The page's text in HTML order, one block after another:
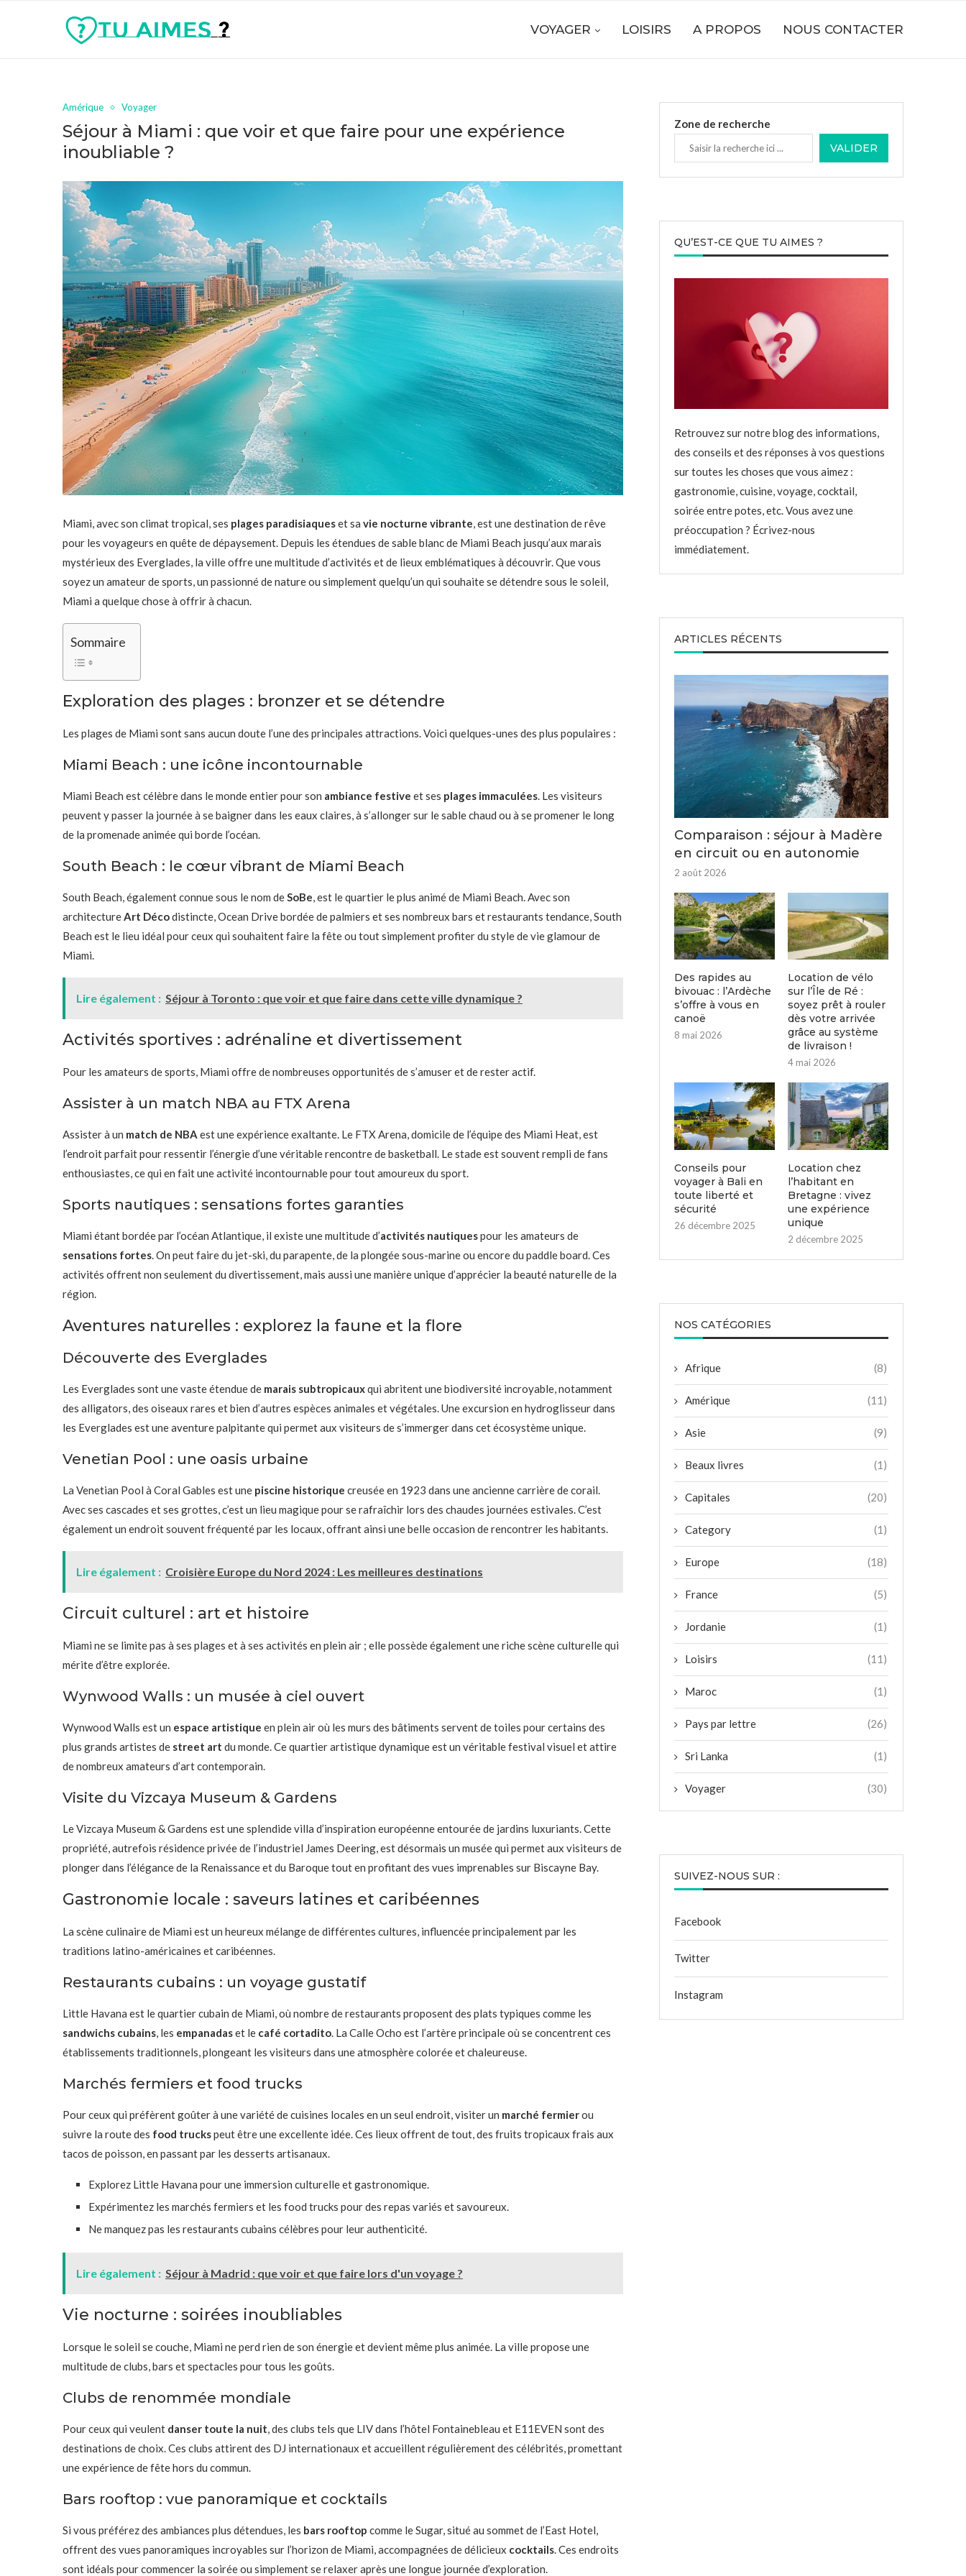
VOYAGER LOISIRS A PROPOS NOUS CONTACTER
Amérique Voyager
Séjour à Miami : que voir et que faire pour une expérience
inoubliable ?
Miami, avec son climat tropical, ses plages paradisiaqueset sa vie nocturne vibrante, est une destination de rêve
pour les voyageurs en quête de dépaysement. Depuis les étendues de sable blanc de Miami Beach jusqu’aux marais
mystérieux des Everglades, la ville offre une multitude d’activités et de lieux emblématiques à découvrir. Que vous
soyez un amateur de sports, un passionné de nature ou simplement quelqu’un qui souhaite se détendre sous le soleil,
Miami a quelque chose à offrir à chacun.
Sommaire
Exploration des plages : bronzer et se détendre
Les plages de Miami sont sans aucun doute l’une des principales attractions. Voici quelques-unes des plus populaires :
Miami Beach : une icône incontournable
Miami Beach est célèbre dans le monde entier pour son ambiance festive et ses plages immaculées. Les visiteurs
peuvent y passer la journée à se baigner dans les eaux claires, à s’allonger sur le sable chaud ou à se promener le long
de la promenade animée qui borde l’océan.
South Beach : le cœur vibrant de Miami Beach
South Beach, également connue sous le nom deSoBe, est le quartier le plus animé de Miami Beach. Avec son
architectureArt Décodistincte, Ocean Drive bordée de palmiers et ses nombreux bars et restaurants tendance, South
Beach est le lieu idéal pour ceux qui souhaitent faire la fête ou tout simplement profiter du style de vie glamour de
Miami.
Lire également : Séjour à Toronto : que voir et que faire dans cette ville dynamique ?
Activités sportives : adrénaline et divertissement
Pour les amateurs de sports, Miami offre de nombreuses opportunités de s’amuser et de rester actif.
Assister à un match NBA au FTX Arena
Assister à un match de NBA est une expérience exaltante. Le FTX Arena, domicile de l’équipe des Miami Heat, est
l’endroit parfait pour ressentir l’énergie d’une véritable rencontre de basketball. Le stade est souvent rempli de fans
enthousiastes, ce qui en fait une activité incontournable pour tout amoureux du sport.
Sports nautiques : sensations fortes garanties
Miami étant bordée par l’océan Atlantique, il existe une multitude d’activités nautiquespour les amateurs de
sensations fortes. On peut faire du jet-ski, du parapente, de la plongée sous-marine ou encore du paddle board. Ces
activités offrent non seulement du divertissement, mais aussi une manière unique d’apprécier la beauté naturelle de la
région.
Aventures naturelles : explorez la faune et la flore
Découverte des Everglades
Les Everglades sont une vaste étendue de marais subtropicauxqui abritent une biodiversité incroyable, notamment
des alligators, des oiseaux rares et bien d’autres espèces animales et végétales. Une excursion en hydroglisseur dans
les Everglades est une aventure palpitante qui permet aux visiteurs de s’immerger dans cet écosystème unique.
Venetian Pool : une oasis urbaine
La Venetian Pool à Coral Gables est une piscine historique creusée en 1923 dans une ancienne carrière de corail.
Avec ses cascades et ses grottes, c’est un lieu magique pour se rafraîchir lors des chaudes journées estivales. C’est
également un endroit souvent fréquenté par les locaux, offrant ainsi une belle occasion de rencontrer les habitants.
Lire également : Croisière Europe du Nord 2024 : Les meilleures destinations
Circuit culturel : art et histoire
Miami ne se limite pas à ses plages et à ses activités en plein air ; elle possède également une riche scène culturelle qui
mérite d’être explorée.
Wynwood Walls : un musée à ciel ouvert
Wynwood Walls est un espace artistique en plein air où les murs des bâtiments servent de toiles pour certains des
plus grands artistes de street art du monde. Ce quartier artistique dynamique est un véritable festival visuel et attire
de nombreux amateurs d’art contemporain.
Visite du Vizcaya Museum & Gardens
Le Vizcaya Museum & Gardens est une splendide villa d’inspiration européenne entourée de jardins luxuriants. Cette
propriété, autrefois résidence privée de l’industriel James Deering, est désormais un musée qui permet aux visiteurs de
plonger dans l’élégance de la Renaissance et du Baroque tout en profitant des vues imprenables sur Biscayne Bay.
Gastronomie locale : saveurs latines et caribéennes
La scène culinaire de Miami est un heureux mélange de différentes cultures, influencée principalement par les
traditions latino-américaines et caribéennes.
Restaurants cubains : un voyage gustatif
Little Havana est le quartier cubain de Miami, où nombre de restaurants proposent des plats typiques comme les
sandwichs cubains, les empanadaset le café cortadito. La Calle Ocho est l’artère principale où se concentrent ces
établissements traditionnels, plongeant les visiteurs dans une atmosphère colorée et chaleureuse.
Marchés fermiers et food trucks
Pour ceux qui préfèrent goûter à une variété de cuisines locales en un seul endroit, visiter un marché fermierou
suivre la route des food truckspeut être une excellente idée. Ces lieux offrent de tout, des fruits tropicaux frais aux
tacos de poisson, en passant par les desserts artisanaux.
Explorez Little Havana pour une immersion culturelle et gastronomique.
Expérimentez les marchés fermiers et les food trucks pour des repas variés et savoureux.
Ne manquez pas les restaurants cubains célèbres pour leur authenticité.
Lire également : Séjour à Madrid : que voir et que faire lors d'un voyage ?
Vie nocturne : soirées inoubliables
Lorsque le soleil se couche, Miami ne perd rien de son énergie et devient même plus animée. La ville propose une
multitude de clubs, bars et spectacles pour tous les goûts.
Clubs de renommée mondiale
Pour ceux qui veulent danser toute la nuit, des clubs tels que LIV dans l’hôtel Fontainebleau et E11EVEN sont des
destinations de choix. Ces clubs attirent des DJ internationaux et accueillent régulièrement des célébrités, promettant
une expérience de fête hors du commun.
Bars rooftop : vue panoramique et cocktails
Si vous préférez des ambiances plus détendues, les bars rooftop comme le Sugar, situé au sommet de l’East Hotel,
offrent des vues panoramiques incroyables sur l’horizon de Miami, accompagnées de délicieux cocktails. Ces endroits
sont idéals pour commencer la soirée ou simplement se relaxer après une longue journée d’exploration.
Zone de recherche
VALIDER
QU’EST-CE QUE TU AIMES ?
Retrouvez sur notre blog des informations,
des conseils et des réponses à vos questions
sur toutes les choses que vous aimez :
gastronomie, cuisine, voyage, cocktail,
soirée entre potes, etc. Vous avez une
préoccupation ? Écrivez-nous
immédiatement.
ARTICLES RÉCENTS
Comparaison : séjour à Madère
en circuit ou en autonomie
2 août 2026
Des rapides au
bivouac : l’Ardèche
s’offre à vous en
canoë
8 mai 2026
Location de vélo
sur l’Île de Ré :
soyez prêt à rouler
dès votre arrivée
grâce au système
de livraison !
4 mai 2026
Conseils pour
voyager à Bali en
toute liberté et
sécurité
26 décembre 2025
Location chez
l’habitant en
Bretagne : vivez
une expérience
unique
2 décembre 2025
NOS CATÉGORIES
Afrique (8)
Amérique (11)
Asie (9)
Beaux livres (1)
Capitales (20)
Category (1)
Europe (18)
France (5)
Jordanie (1)
Loisirs (11)
Maroc (1)
Pays par lettre (26)
Sri Lanka (1)
Voyager (30)
SUIVEZ-NOUS SUR :
Facebook
Twitter
Instagram